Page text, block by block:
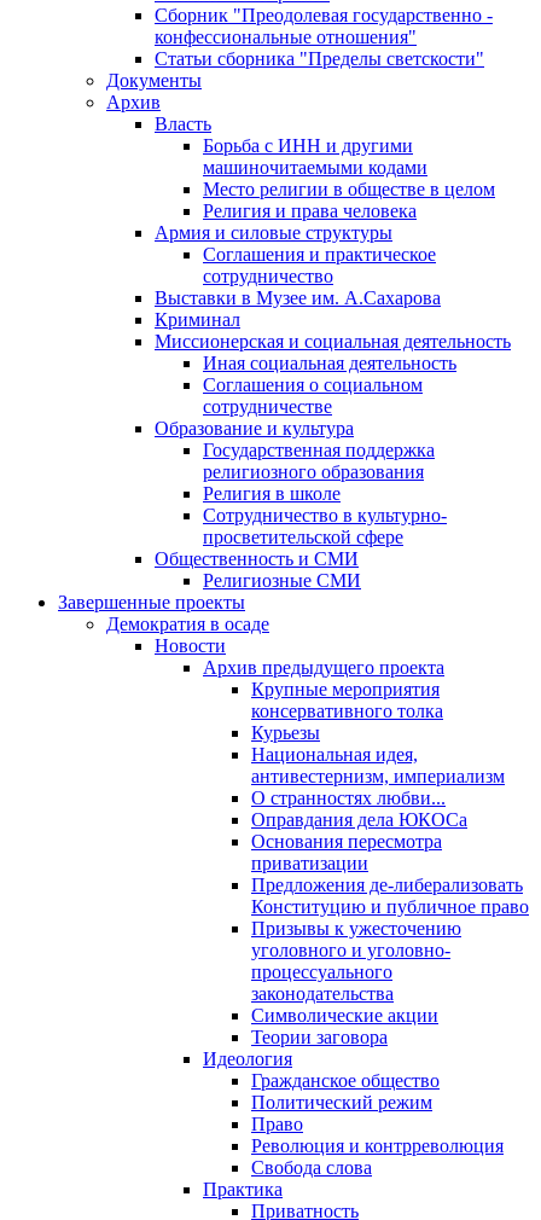
Сборник "Преодолевая государственно -
конфессиональные отношения"
Статьи сборника "Пределы светскости"
Документы
Архив
Власть
Борьба с ИНН и другими
машиночитаемыми кодами
Место религии в обществе в целом
Религия и права человека
Армия и силовые структуры
Соглашения и практическое
сотрудничество
Выставки в Музее им. А.Сахарова
Криминал
Миссионерская и социальная деятельность
Иная социальная деятельность
Соглашения о социальном
сотрудничестве
Образование и культура
Государственная поддержка
религиозного образования
Религия в школе
Сотрудничество в культурно-
просветительской сфере
Общественность и СМИ
Религиозные СМИ
Завершенные проекты
Демократия в осаде
Новости
Архив предыдущего проекта
Крупные мероприятия
консервативного толка
Курьезы
Национальная идея,
антивестернизм, империализм
О странностях любви...
Оправдания дела ЮКОСа
Основания пересмотра
приватизации
Предложения де-либерализовать
Конституцию и публичное право
Призывы к ужесточению
уголовного и уголовно-
процессуального
законодательства
Символические акции
Теории заговора
Идеология
Гражданское общество
Политический режим
Право
Революция и контрреволюция
Свобода слова
Практика
Приватность